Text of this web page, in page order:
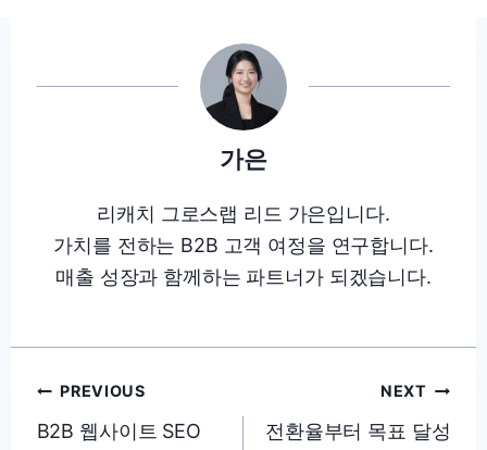
가은
리캐치 그로스랩 리드 가은입니다.
가치를 전하는 B2B 고객 여정을 연구합니다.
매출 성장과 함께하는 파트너가 되겠습니다.
글
탐
PREVIOUS
B2B 웹사이트 SEO
NEXT
전환율부터 목표 달성